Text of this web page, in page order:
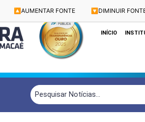
🔼 AUMENTAR FONTE 🔽 DIMINUIR
Dias e
INÍCIO